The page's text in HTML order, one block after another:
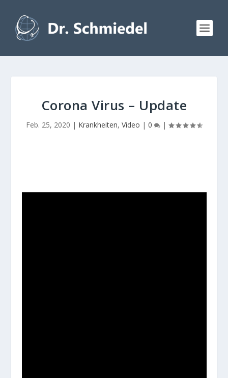
Corona Virus – Update
Feb. 25, 2020 | Krankheiten, Video | 0 |